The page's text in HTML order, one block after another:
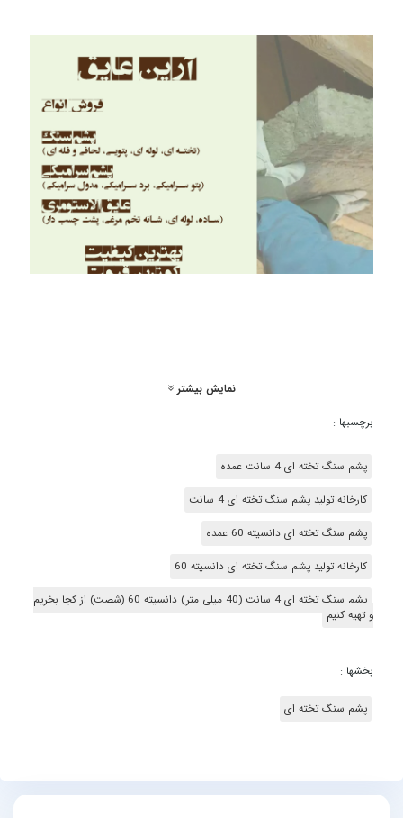
پاسخگو باشیم؛پشم سنگ تخته ای 4 سانت دانسیته 60 چیست؟
نمایش بیشتر
برچسبها :
پشم سنگ تخته ای 4 سانت عمده
کارخانه تولید پشم سنگ تخته ای 4 سانت
پشم سنگ تخته ای دانسیته 60 عمده
کارخانه تولید پشم سنگ تخته ای دانسیته 60
پشم سنگ تخته ای 4 سانت (40 میلی متر) دانسیته 60 (شصت) از کجا بخریم
و تهیه کنیم
بخشها :
پشم سنگ تخته ای